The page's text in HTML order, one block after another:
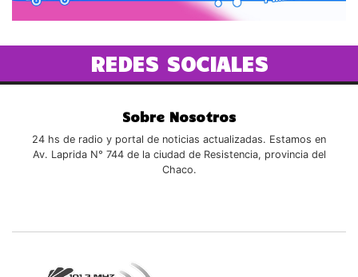
REDES SOCIALES
Sobre Nosotros
24 hs de radio y portal de noticias actualizadas. Estamos en
Av. Laprida N° 744 de la ciudad de Resistencia, provincia del
Chaco.